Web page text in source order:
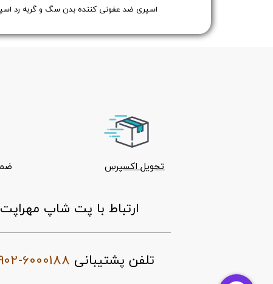
6000188
تحویل اکسپرس
ارتباط با پت شاپ مهراپت